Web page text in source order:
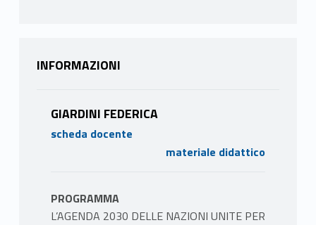
INFORMAZIONI
GIARDINI FEDERICA
scheda docente
materiale didattico
PROGRAMMA
L’AGENDA 2030 DELLE NAZIONI UNITE PER